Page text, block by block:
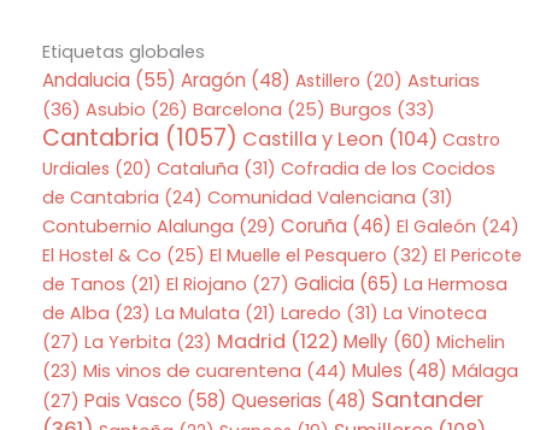
Etiquetas globales
Andalucia (55) Aragón (48) Astillero (20) Asturias
(36) Asubio (26) Barcelona (25) Burgos (33)
Cantabria (1057) Castilla y Leon (104) Castro
Urdiales (20) Cataluña (31) Cofradia de los Cocidos
de Cantabria (24) Comunidad Valenciana (31)
Contubernio Alalunga (29) Coruña (46) El Galeón (24)
El Hostel & Co (25) El Muelle el Pesquero (32) El Pericote
de Tanos (21) El Riojano (27) Galicia (65) La Hermosa
de Alba (23) La Mulata (21) Laredo (31) La Vinoteca
(27) La Yerbita (23) Madrid (122) Melly(60) Michelin
(23) Mis vinos de cuarentena (44) Mules (48) Málaga
(27) Pais Vasco (58) Queserias (48) Santander